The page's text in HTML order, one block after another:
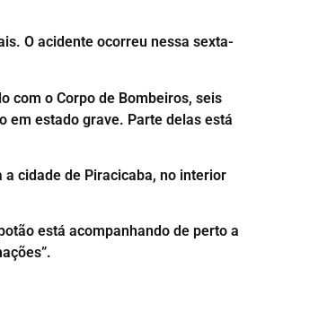
O acidente ocorreu nessa sexta-
com o Corpo de Bombeiros, seis
em estado grave. Parte delas está
cidade de Piracicaba, no interior
está acompanhando de perto a